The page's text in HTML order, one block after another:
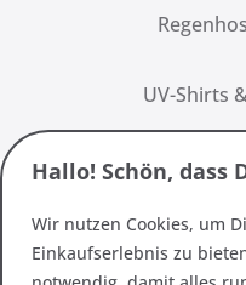
UV-Shirts
Hallo! Schön, dass
Wir nutzen Cookies, um
Einkaufserlebnis zu